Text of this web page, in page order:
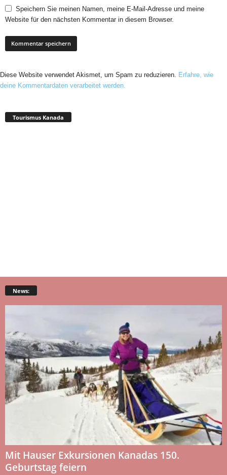
Speichern Sie meinen Namen, meine E-Mail-Adresse und meine
Website für den nächsten Kommentar in diesem Browser.
Diese Website verwendet Akismet, um Spam zu reduzieren. Erfahre, wie
deine Kommentardaten verarbeitet werden.
Tourismus Kanada
News:
Mit Hauser Exkursionen Kanadas 150.
Geburtstag feiern